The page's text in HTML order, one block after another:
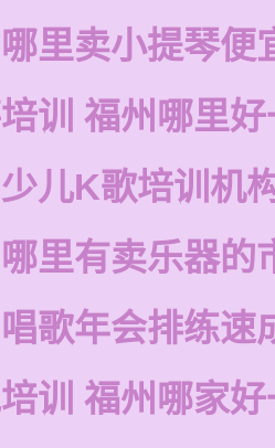
里卖小提琴便
训 福州哪里
儿K歌培训机
里有卖乐器的
歌年会排练速
训 福州哪家